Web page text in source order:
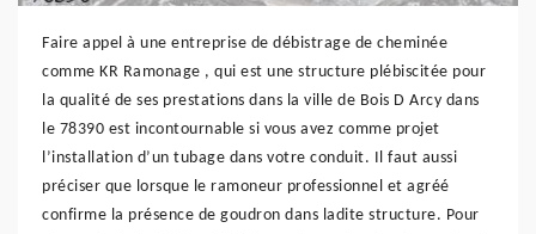
Faire appel à une entreprise de débistrage de cheminée
comme KR Ramonage , qui est une structure plébiscitée pour
la qualité de ses prestations dans la ville de Bois D Arcy dans
le 78390 est incontournable si vous avez comme projet
l’installation d’un tubage dans votre conduit. Il faut aussi
préciser que lorsque le ramoneur professionnel et agréé
confirme la présence de goudron dans ladite structure. Pour